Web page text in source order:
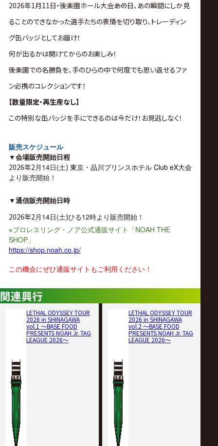
2026年1月11日・後楽園ホール大会――あの日、あの瞬間にしか見
ることのできなかった選手たちの表情を切り取り、トレーディン
グ缶バッジとしてお届け！
何が出るかは開けてからのお楽しみ！
後楽園での名勝負を、手のひらの中で何度でも思い返せるファ
ン必携のコレクションです！
【数量限定・再生産なし】
この特別な缶バッジを手にできるのは今だけ！お見逃しなく！
販売スケジュール
▼会場販売開始日程
2026年2月14日(土) 東京・品川プリンスホテル Club eX大会
より販売開始！
▼通信販売開始日時
2026年2月14日(土)ひる12時より販売開始！
※プロレスリング・ノア公式通販サイト「 NOAH THE
SHOP」
https://shop.noah.co.jp/
この機会にぜひ通販サイトもご利用ください！
関連興行
LETHAL ODYSSEY TOUR
2026 in SHINAGAWA
vol.1 ～BASE FOOD
PRESENTS NOAH Jr. TAG
LEAGUE 2026～
LETHAL ODYSSEY TOUR
2026 in SHINAGAWA
vol.2 ～BASE FOOD
PRESENTS NOAH Jr. TAG
LEAGUE 2026～